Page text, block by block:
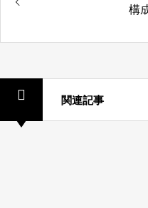
構
関連記事